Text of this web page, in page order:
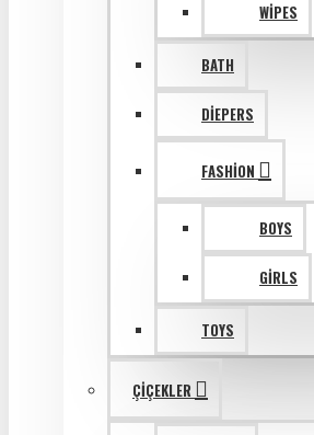
WIPES
BATH
DIEPERS
FASHION
BOYS
GIRLS
TOYS
ÇIÇEKLER